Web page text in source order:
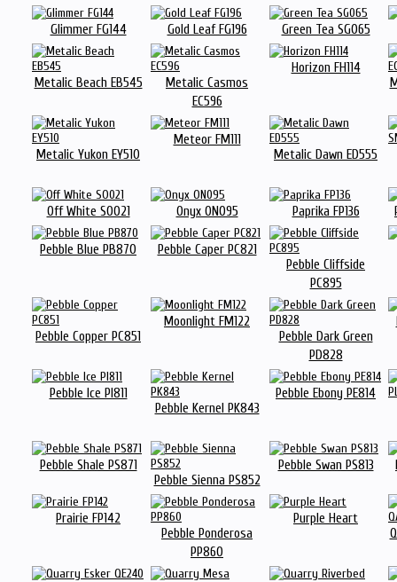
Glimmer FG144 Gold Leaf FG196 Green Tea SG065
Metalic Beach EB545
Metalic Casmos
EC596
Horizon FH114
Metalic Yukon EY510
Meteor FM111
Metalic Dawn ED555
Off White SO021 Onyx ON095 Paprika FP136
Pebble Blue PB870
Pebble Caper PC821
Pebble Cliffside
PC895
Pebble Copper PC851
Moonlight FM122
Pebble Dark Green
PD828
Pebble Ice PI811
Pebble Kernel PK843
Pebble Ebony PE814
Pebble Shale PS871
Pebble Sienna PS852
Pebble Swan PS813
Prairie FP142
Pebble Ponderosa
PP860
Purple Heart